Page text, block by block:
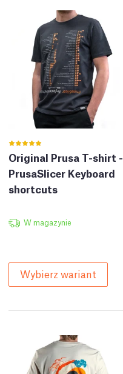
Original Prusa T-shirt -
PrusaSlicer Keyboard
shortcuts
W magazynie
Wybierz wariant